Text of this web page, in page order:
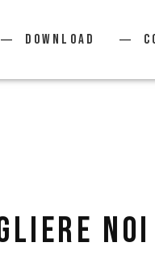
Download
NOI